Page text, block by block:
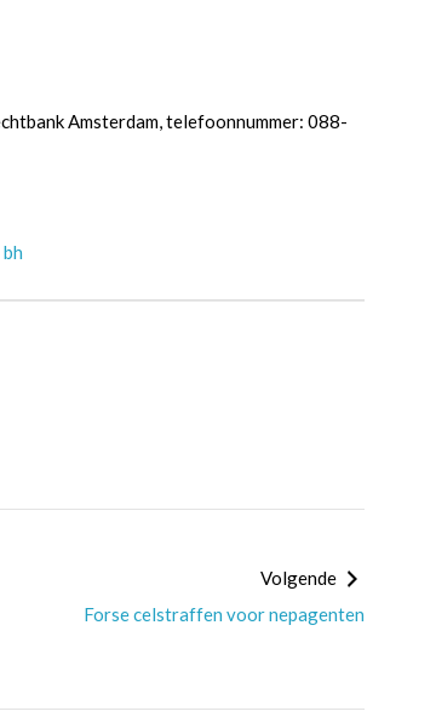
Amsterdam, telefoonnummer: 088-
Volgende
Forse celstraffen voor nepagenten